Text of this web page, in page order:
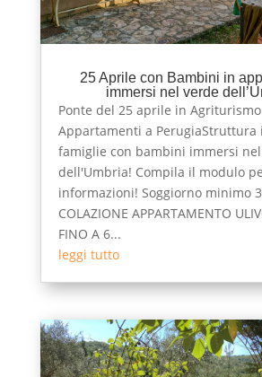
25 Aprile con Bambini in
immersi nel verde
Ponte del 25 aprile in
Appartamenti a PerugiaStruttura
famiglie con bambini immersi
dell'Umbria! Compila il modulo
informazioni! Soggiorno minimo
COLAZIONE APPARTAMENTO
FINO A 6...
leggi tutto